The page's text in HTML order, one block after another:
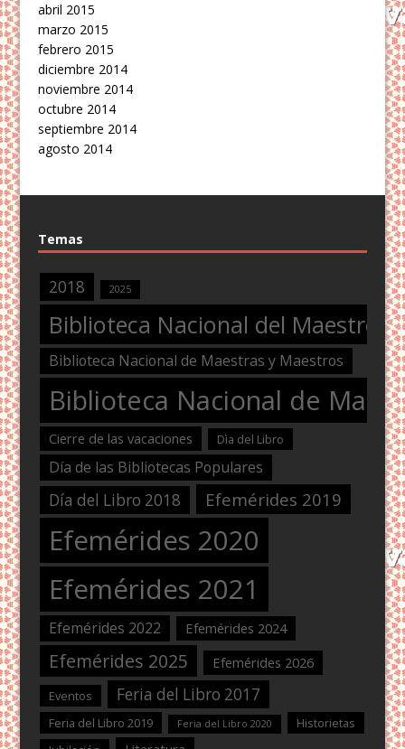
abril 2015
marzo 2015
febrero 2015
diciembre 2014
noviembre 2014
octubre 2014
septiembre 2014
agosto 2014
Temas
2018 2025
Biblioteca Nacional del Maestro
Biblioteca Nacional de Maestras y Maestros
Biblioteca Nacional de
Cierre de las vacaciones Dìa del Libro
Día de las Bibliotecas Populares
Día del Libro 2018 Efemérides 2019
Efemérides 2020
Efemérides 2021
Efemérides 2022 Efemérides 2024
Efemérides 2025 Efemérides 2026
Eventos Feria del Libro 2017
Feria del Libro 2019 Feria del Libro 2020
Historietas